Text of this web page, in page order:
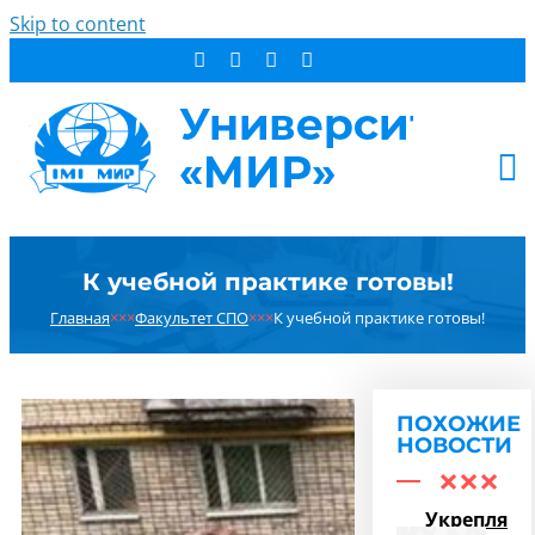
Skip to content
СТУДЕНТУ
ДОПОБРАЗОВАНИЕ
НОВОСТИ
КОНТАКТЫ
РЕЗУЛЬТАТ ПОИСКА:
К учебной практике готовы!
Главная×××Факультет СПО×××К учебной практике готовы!
ПОХОЖИЕ
НОВОСТИ
Укрепляем